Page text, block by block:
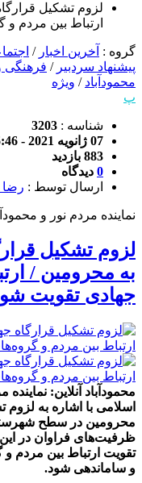
لزوم تشکیل
ارتباط بین مردم
گروه : آخرین اخبار /
پیشنهاد سردبیر / فرهنگی
محمودآباد / ویژه
پ
شناسه : 3203
07 ژانویه 2021 - 15:46
883 بازدید
0 دیدگاه
ارسال توسط : رضا
نماینده مردم نور و
لزوم تشکیل
به محرومین /
جهادی تقویت
محمودآباد آنلاین:
اسلامی با اشاره به
محرومین در سطح
ظرفیت‌های فراوان در این
تقویت ارتباط بین مردم
و ساماندهی شود.